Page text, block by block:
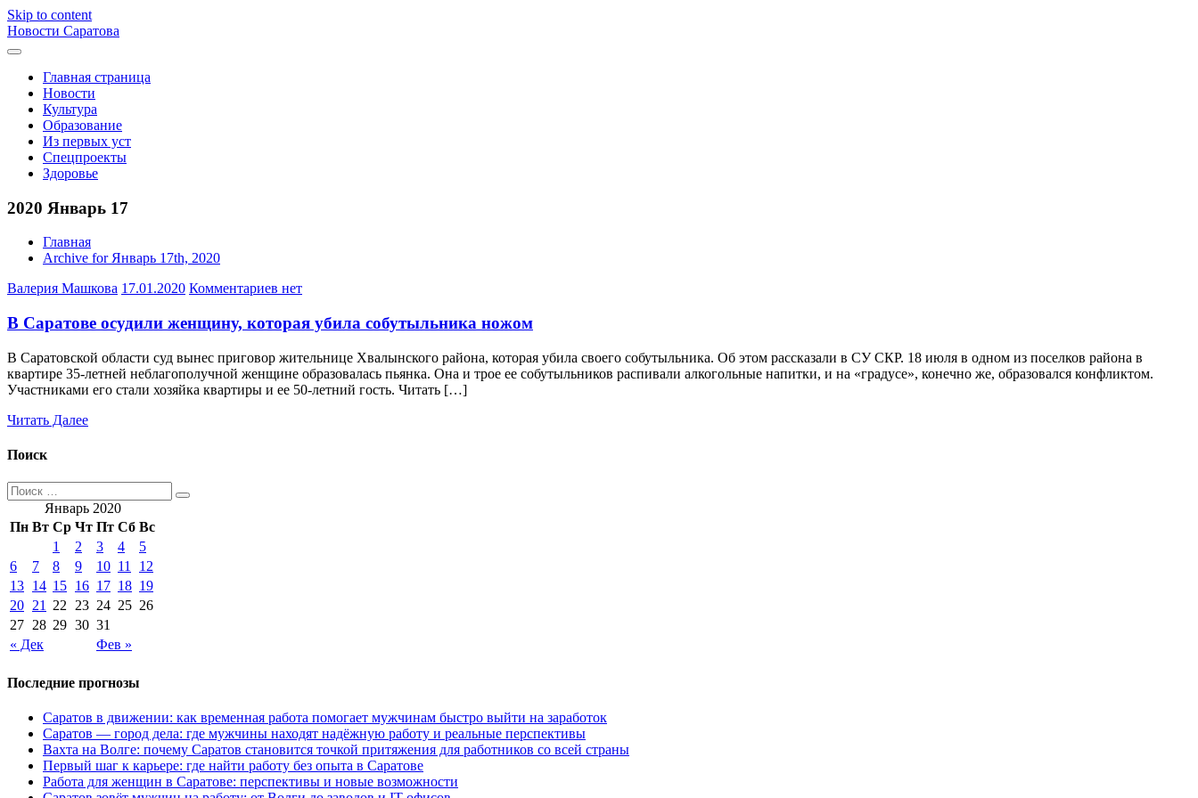
Skip to content
Новости Саратова
Главная страница
Новости
Культура
Образование
Из первых уст
Спецпроекты
Здоровье
2020 Январь 17
Главная
Archive for Январь 17th, 2020
Валерия Машкова 17.01.2020 Комментариев нет
В Саратове осудили женщину, которая убила собутыльника ножом
В Саратовской области суд вынес приговор жительнице Хвалынского района, которая убила своего собутыльника. Об этом рассказали в СУ СКР. 18 июля в одном из поселков района в
квартире 35-летней неблагополучной женщине образовалась пьянка. Она и трое ее собутыльников распивали алкогольные напитки, и на «градусе», конечно же, образовался конфликтом.
Участниками его стали хозяйка квартиры и ее 50-летний гость. Читать […]
Читать Далее
Поиск
Январь 2020
Пн Вт Ср Чт Пт Сб Вс
« Дек Фев »
1 2 3 4
5
6
7 8 9 10 11
12
13 14 15 16 17 18 19
20 21 22 23 24 25 26
27 28 29 30 31
Последние прогнозы
Саратов в движении: как временная работа помогает мужчинам быстро выйти на заработок
Саратов — город дела: где мужчины находят надёжную работу и реальные перспективы
Вахта на Волге: почему Саратов становится точкой притяжения для работников со всей страны
Первый шаг к карьере: где найти работу без опыта в Саратове
Работа для женщин в Саратове: перспективы и новые возможности